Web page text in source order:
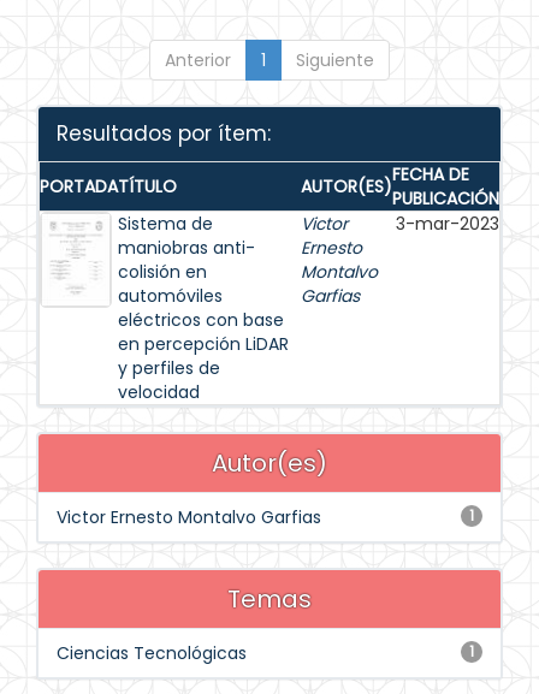
Anterior 1 Siguiente
Resultados por ítem:
PORTADATÍTULO AUTOR(ES)FECHA DE
PUBLICACIÓN
Sistema de
maniobras anti-
colisión en
automóviles
eléctricos con base
en percepción LiDAR
y perfiles de
velocidad
Victor
Ernesto
Montalvo
Garfias
3-mar-2023
Autor(es)
1
Victor Ernesto Montalvo Garfias
Temas
1
Ciencias Tecnológicas